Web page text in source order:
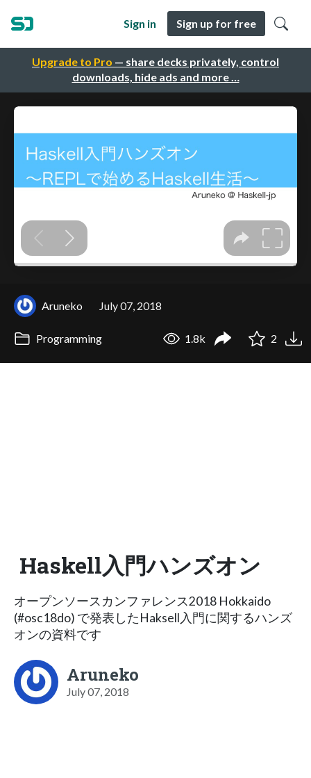
Upgrade to Pro — share decks privately, control
downloads, hide ads and more …
Sign in Sign up for free
Aruneko July 07, 2018
Programming 1.8k 2
Haskell入門ハンズオン
オープンソースカンファレンス2018 Hokkaido
(#osc18do) で発表したHaksell入門に関するハンズ
オンの資料です
Aruneko
July 07, 2018